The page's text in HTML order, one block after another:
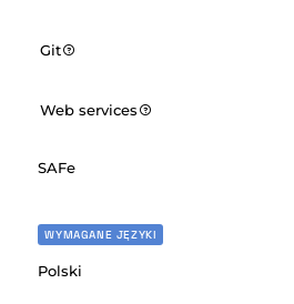
Git
Web services
SAFe
WYMAGANE JĘZYKI
Polski